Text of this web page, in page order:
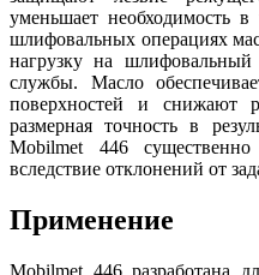
уменьшает необходимость
шлифовальных операциях
нагрузку на
службы. Масло
поверхностей и снижают
размерная точность в
Mobilmet 446
вследствие отклонений от
Применение